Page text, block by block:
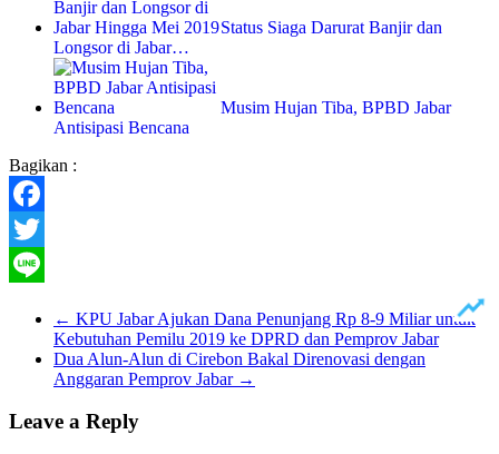
Status Siaga Darurat Banjir dan
Longsor di Jabar…
Musim Hujan Tiba, BPBD Jabar
Antisipasi Bencana
Bagikan :
Facebook
Twitter
← KPU Jabar Ajukan Dana Penunjang Rp 8-9 Miliar untuk
Kebutuhan Pemilu 2019 ke DPRD dan Pemprov Jabar
Dua Alun-Alun di Cirebon Bakal Direnovasi dengan
Anggaran Pemprov Jabar →
Leave a Reply